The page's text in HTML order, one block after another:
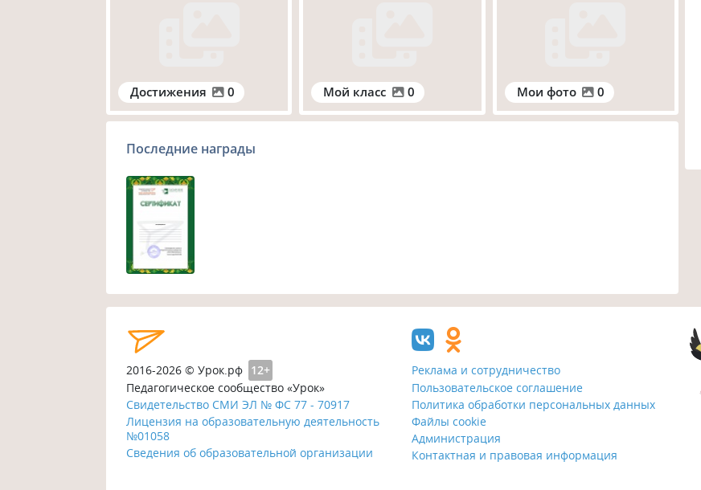
Достижения 0 Мой класс 0 Мои фото 0
Последние награды
2016-2026 © Урок.рф 12+
Педагогическое сообщество «Урок»
Свидетельство СМИ ЭЛ № ФС 77 - 70917
Лицензия на образовательную деятельность
№01058
Сведения об образовательной организации
Реклама и сотрудничество
Пользовательское соглашение
Политика обработки персональных данных
Файлы cookie
Администрация
Контактная и правовая информация